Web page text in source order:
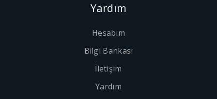
Yardım
Hesabım
Bilgi Bankası
İletişim
Yardım